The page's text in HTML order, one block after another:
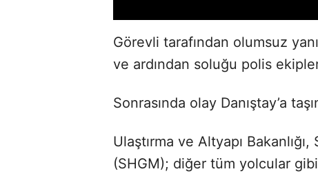
Görevli tarafından olumsuz
ve ardından soluğu polis
Sonrasında olay Danıştay’a
Ulaştırma ve Altyapı
(SHGM); diğer tüm yolcular